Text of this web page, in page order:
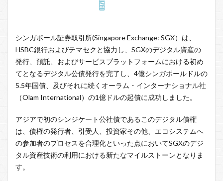
シンガポール証券取引所(Singapore Exchange: SGX）は、
HSBC銀行およびテマセクと協力し、SGXのデジタル資産の
発行、預託、およびサービスプラットフォームにおける初め
てとなるデジタル公債発行を完了し、4億シンガポールドルの
5.5年国債、及びそれに続くオーラム・インターナショナル社
（Olam International）の1億ドルの起債に成功しました。
アジアで初のシンジケート公社債であるこのデジタル債権
は、債権の発行者、引受人、投資家その他、エコシステムへ
の参加者のプロセスを合理化といった点においてSGXのデジ
タル資産技術の利用における新たなマイルストーンとなりま
す。